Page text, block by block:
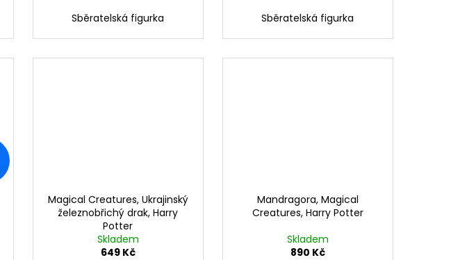
Sběratelská figurka Sběratelská figurka
Magical Creatures, Ukrajinský
železnobřichý drak, Harry
Potter
Skladem
649 Kč
Mandragora, Magical
Creatures, Harry Potter
Skladem
890 Kč